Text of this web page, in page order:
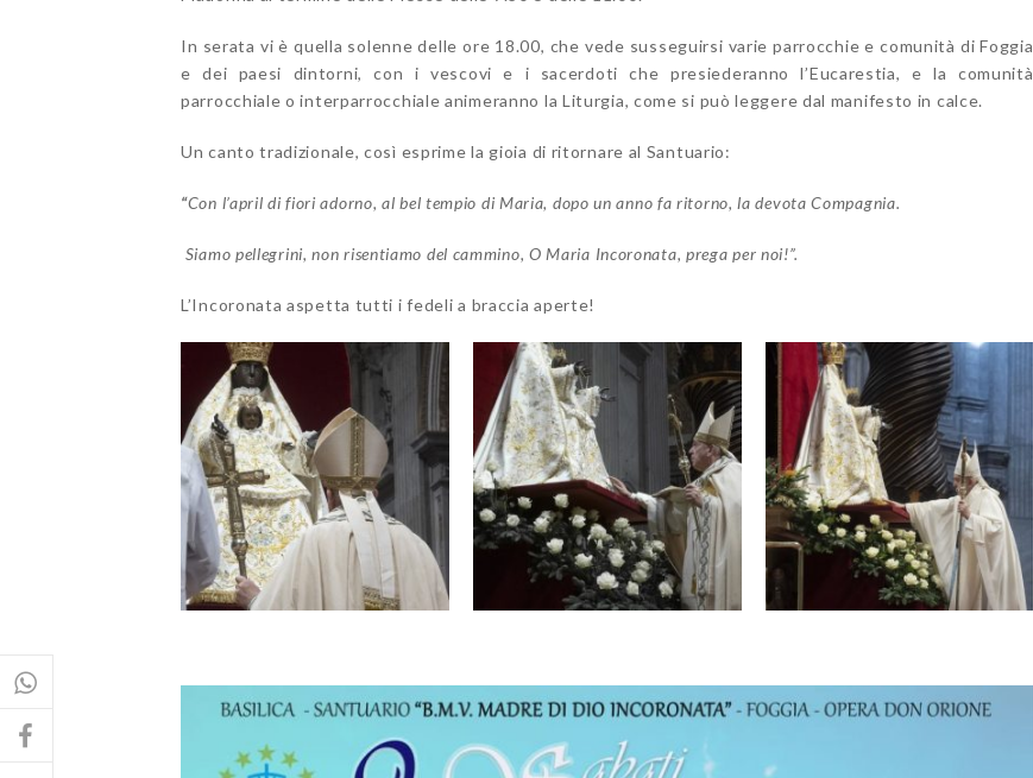
In serata vi è quella solenne delle ore 18.00, che vede susseguirsi varie parrocchie e comunità di Foggia
e dei paesi dintorni, con i vescovi e i sacerdoti che presiederanno l’Eucarestia, e la comunità
parrocchiale o interparrocchiale animeranno la Liturgia, come si può leggere dal manifesto in calce.
Un canto tradizionale, così esprime la gioia di ritornare al Santuario:
“Con l’april di fiori adorno,al bel tempio di Maria, dopo un anno fa ritorno,la devota Compagnia.
Siamo pellegrini,non risentiamo del cammino, O Maria Incoronata, prega per noi!”.
L’Incoronata aspetta tutti i fedeli a braccia aperte!